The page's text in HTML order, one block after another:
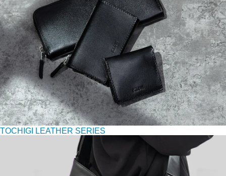
TOCHIGI LEATHER SERIES